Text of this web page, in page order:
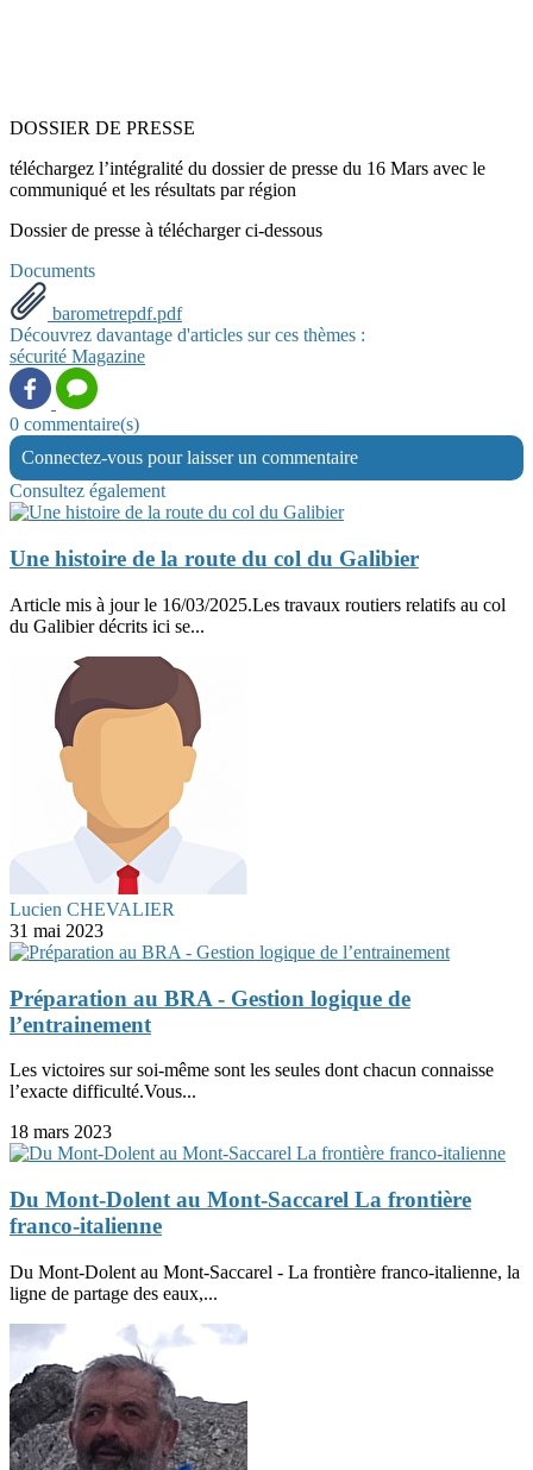
DOSSIER DE PRESSE
téléchargez l’intégralité du dossier de presse du 16 Mars avec le
communiqué et les résultats par région
Dossier de presse à télécharger ci-dessous
Documents
barometrepdf.pdf
Découvrez davantage d'articles sur ces thèmes :
sécurité Magazine
0 commentaire(s)
Connectez-vous pour laisser un commentaire
Consultez également
Une histoire de la route du col du Galibier
Article mis à jour le 16/03/2025.Les travaux routiers relatifs au col
du Galibier décrits ici se...
Lucien CHEVALIER
31 mai 2023
Préparation au BRA - Gestion logique de
l’entrainement
Les victoires sur soi-même sont les seules dont chacun connaisse
l’exacte difficulté.Vous...
18 mars 2023
Du Mont-Dolent au Mont-Saccarel La frontière
franco-italienne
Du Mont-Dolent au Mont-Saccarel - La frontière franco-italienne, la
ligne de partage des eaux,...